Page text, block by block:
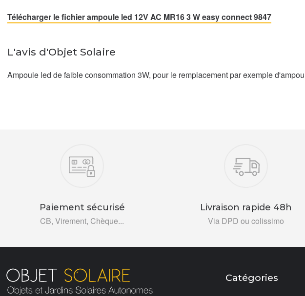
Télécharger le fichier ampoule led 12V AC MR16 3 W easy connect 9847
L'avis d'Objet Solaire
Ampoule led de faible consommation 3W, pour le remplacement par exemple
Paiement sécurisé
CB, Virement, Chèque...
Livraison rapide 48h
Via DPD ou colissimo
Catégories